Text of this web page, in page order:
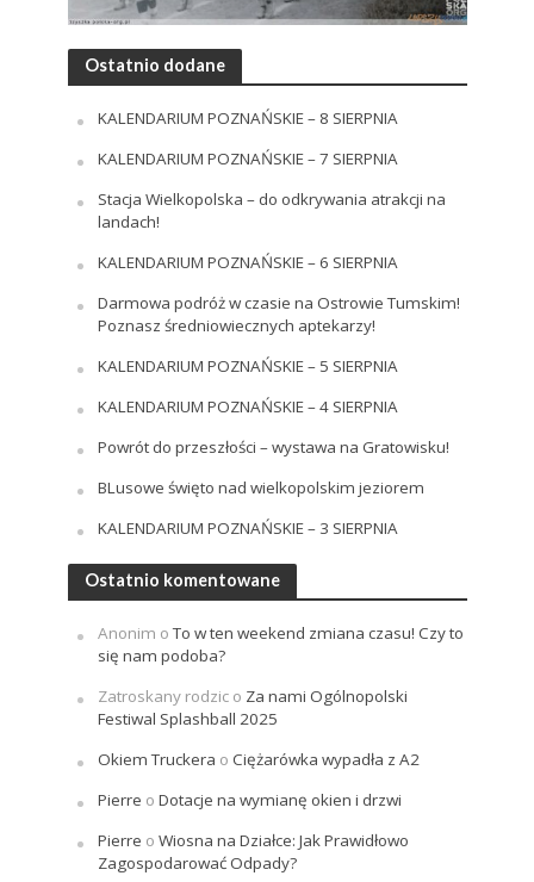
Ostatnio dodane
KALENDARIUM POZNAŃSKIE – 8 SIERPNIA
KALENDARIUM POZNAŃSKIE – 7 SIERPNIA
Stacja Wielkopolska – do odkrywania atrakcji na
landach!
KALENDARIUM POZNAŃSKIE – 6 SIERPNIA
Darmowa podróż w czasie na Ostrowie Tumskim!
Poznasz średniowiecznych aptekarzy!
KALENDARIUM POZNAŃSKIE – 5 SIERPNIA
KALENDARIUM POZNAŃSKIE – 4 SIERPNIA
Powrót do przeszłości – wystawa na Gratowisku!
BLusowe święto nad wielkopolskim jeziorem
KALENDARIUM POZNAŃSKIE – 3 SIERPNIA
Ostatnio komentowane
Anonim oTo w ten weekend zmiana czasu! Czy to
się nam podoba?
Zatroskany rodzico Za nami Ogólnopolski
Festiwal Splashball 2025
Okiem Truckera o Ciężarówka wypadła z A2
Pierre o Dotacje na wymianę okien i drzwi
Pierre o Wiosna na Działce: Jak Prawidłowo
Zagospodarować Odpady?